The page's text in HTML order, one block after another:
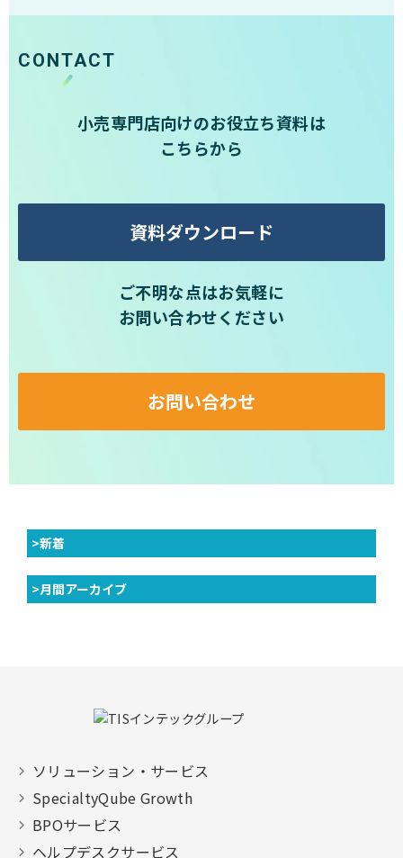
CONTACT
小売専門店向けのお役立ち資料は
こちらから
資料ダウンロード
ご不明な点はお気軽に
お問い合わせください
お問い合わせ
>新着
>月間アーカイブ
ソリューション・サービス
SpecialtyQube Growth
BPOサービス
ヘルプデスクサービス